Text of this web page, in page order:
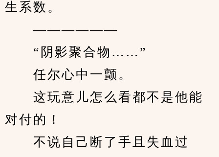
生系数。
——————
“阴影聚合物……”
任尔心中一颤。
这玩意儿怎么看都不是他能
对付的！
不说自己断了手且失血过